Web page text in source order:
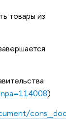
товары из
)